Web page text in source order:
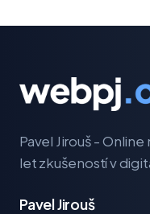
Pavel Jirouš -
let zkušeností v
Pavel Jirouš